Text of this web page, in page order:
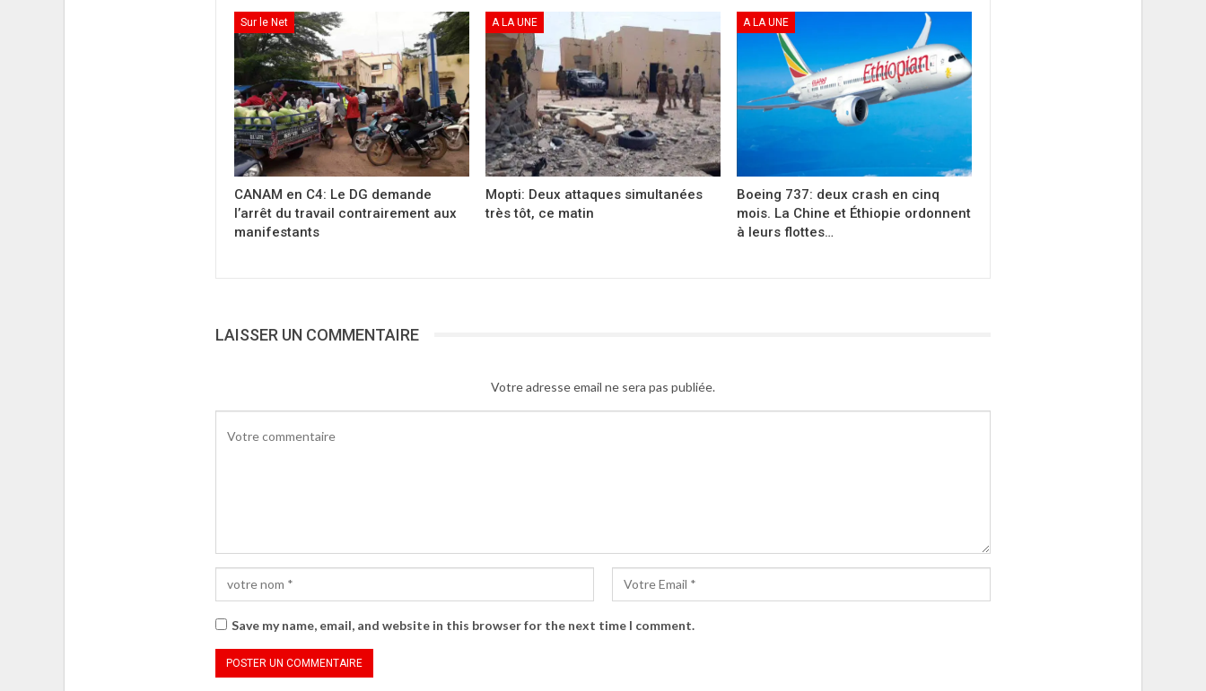
Sur le Net
CANAM en C4: Le DG demande
l’arrêt du travail contrairement aux
manifestants
A LA UNE
Mopti: Deux attaques simultanées
très tôt, ce matin
A LA UNE
Boeing 737: deux crash en cinq
mois. La Chine et Éthiopie ordonnent
à leurs flottes…
LAISSER UN COMMENTAIRE
Votre adresse email ne sera pas publiée.
Save my name, email, and website in this browser for the next time I comment.